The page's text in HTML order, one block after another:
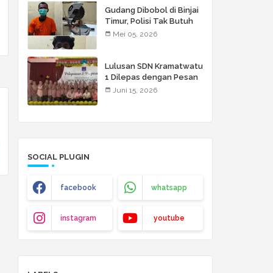
Gudang Dibobol di Binjai
Timur, Polisi Tak Butuh
Waktu Lama: Dua Pelaku
Mei 05, 2026
Lulusan SDN Kramatwatu
1 Dilepas dengan Pesan
Menyentuh: Raihlah
Juni 15, 2026
SOCIAL PLUGIN
facebook whatsapp
instagram youtube